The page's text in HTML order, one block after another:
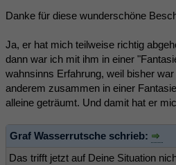
Danke für diese wunderschöne
Ja, er hat mich teilweise richtig
dann war ich mit ihm in einer
wahnsinns Erfahrung, weil bisher
anderem zusammen in einer
alleine geträumt. Und damit hat er
Graf Wasserrutsche schrieb:
Das trifft jetzt auf Deine Situation